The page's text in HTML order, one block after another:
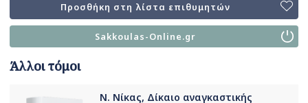
Προσθήκη στη λίστα επιθυμητών
Sakkoulas-Online.gr
Άλλοι τόμοι
Ν. Νίκας, Δίκαιο αναγκαστικής